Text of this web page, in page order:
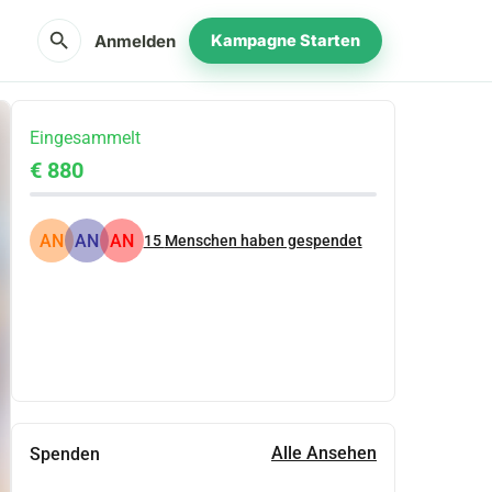
search Anmelden Kampagne Starten
Eingesammelt
€ 880
AN AN AN 15 Menschen haben gespendet
Spenden Alle Ansehen